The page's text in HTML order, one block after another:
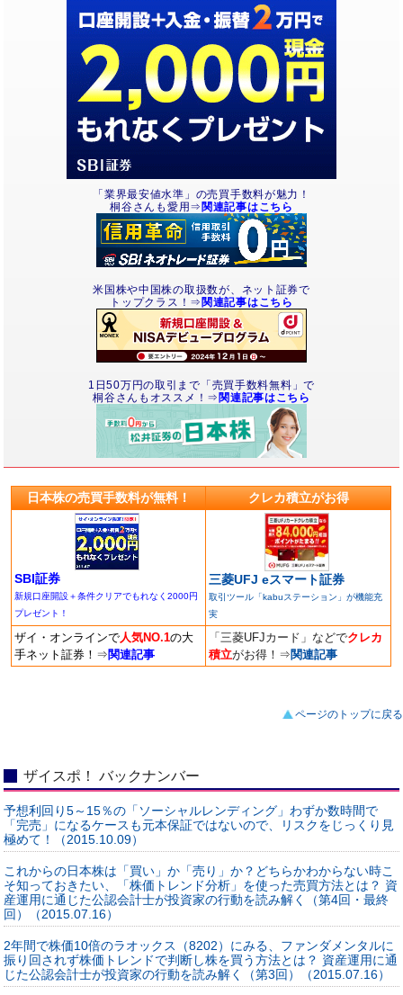
「業界最安値水準」の売買手数料が魅力！
桐谷さんも愛用⇒ 関連記事はこちら
米国株や中国株の取扱数が、ネット証券で
トップクラス！⇒ 関連記事はこちら
1日50万円の取引まで「売買手数料無料」で
桐谷さんもオススメ！⇒ 関連記事はこちら
日本株の売買手数料が無料！ クレカ積立がお得
SBI証券
新規口座開設＋条件クリアでもれなく2000円
プレゼント！
三菱UFJ eスマート証券
取引ツール「kabuステーション」が機能充
実
ザイ・オンラインで 人気NO.1の大
手ネット証券！ ⇒ 関連記事
「三菱UFJカード」などでクレカ
積立がお得！ ⇒ 関連記事
ページのトップに戻る
ザイスポ！ バックナンバー
予想利回り5～15％の「ソーシャルレンディング」わずか数時間で
「完売」になるケースも元本保証ではないので、リスクをじっくり見
極めて！（2015.10.09）
これからの日本株は「買い」か「売り」か？どちらかわからない時こ
そ知っておきたい、「株価トレンド分析」を使った売買方法とは？ 資
産運用に通じた公認会計士が投資家の行動を読み解く（第4回・最終
回）（2015.07.16）
2年間で株価10倍のラオックス（8202）にみる、ファンダメンタルに
振り回されず株価トレンドで判断し株を買う方法とは？ 資産運用に通
じた公認会計士が投資家の行動を読み解く（第3回）（2015.07.16）